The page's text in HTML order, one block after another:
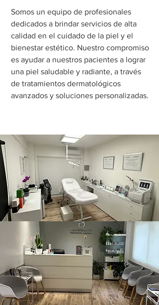
Somos un equipo de profesionales
dedicados a brindar servicios de alta
calidad en el cuidado de la piel y el
bienestar estético. Nuestro compromiso
es ayudar a nuestros pacientes a lograr
una piel saludable y radiante, a través
de tratamientos dermatológicos
avanzados y soluciones personalizadas.